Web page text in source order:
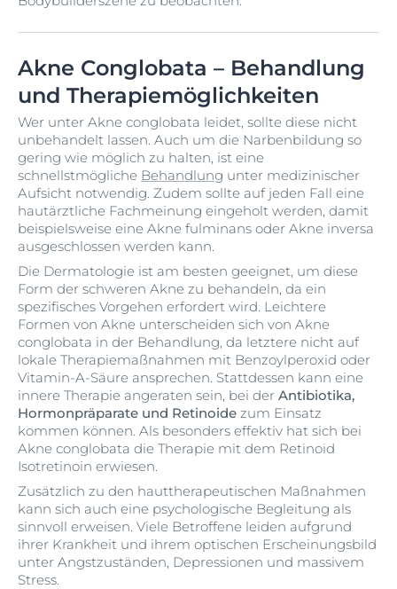
Akne Conglobata – Behandlung
und Therapiemöglichkeiten
Wer unter Akne conglobata leidet, sollte diese nicht
unbehandelt lassen. Auch um die Narbenbildung so
gering wie möglich zu halten, ist eine
schnellstmögliche Behandlung unter medizinischer
Aufsicht notwendig. Zudem sollte auf jeden Fall eine
hautärztliche Fachmeinung eingeholt werden, damit
beispielsweise eine Akne fulminans oder Akne inversa
ausgeschlossen werden kann.
Die Dermatologie ist am besten geeignet, um diese
Form der schweren Akne zu behandeln, da ein
spezifisches Vorgehen erfordert wird. Leichtere
Formen von Akne unterscheiden sich von Akne
conglobata in der Behandlung, da letztere nicht auf
lokale Therapiemaßnahmen mit Benzoylperoxid oder
Vitamin-A-Säure ansprechen. Stattdessen kann eine
innere Therapie angeraten sein, bei der Antibiotika,
Hormonpräparate und Retinoide zum Einsatz
kommen können. Als besonders effektiv hat sich bei
Akne conglobata die Therapie mit dem Retinoid
Isotretinoin erwiesen.
Zusätzlich zu den hauttherapeutischen Maßnahmen
kann sich auch eine psychologische Begleitung als
sinnvoll erweisen. Viele Betroffene leiden aufgrund
ihrer Krankheit und ihrem optischen Erscheinungsbild
unter Angstzuständen, Depressionen und massivem
Stress.